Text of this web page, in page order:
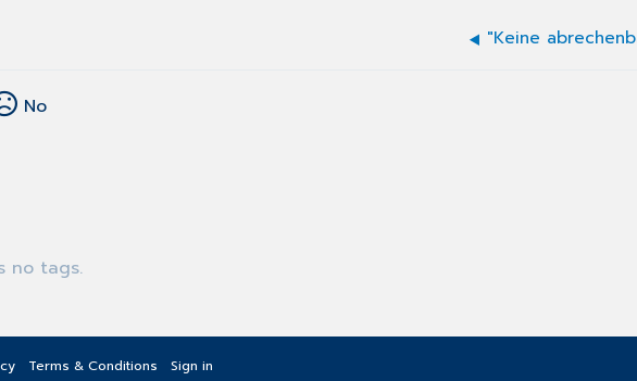
No
no tags.
Terms & Conditions Sign in